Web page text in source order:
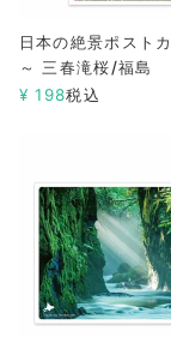
日本の絶景ポスト
～ 三春滝桜/福島
¥ 198税込